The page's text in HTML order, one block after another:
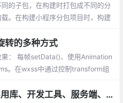
的子包，在构建时打包成不同的分
。在构建小程序分包项目时，构建
/TabBar 页面
转的多种方式
： 每帧setData()、使用Animation
。在wxss中通过控制transform组
微信小程序UI组件、实用库、开发工具、服务端、Demo整理分享